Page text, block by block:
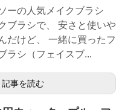
ーの人気メイクブラシ
ブラシで、 安さと使いや
だけど、 一緒に買ったフ
ラシ（フェイスブ...
記事を読む